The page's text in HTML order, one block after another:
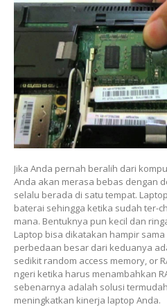
Jika Anda pernah beralih dari
Anda akan merasa bebas dengan
selalu berada di satu tempat.
baterai sehingga ketika sudah ter-
mana. Bentuknya pun kecil dan
Laptop bisa dikatakan hampir
perbedaan besar dari keduanya
sedikit random access memory, or
ngeri ketika harus menambahkan
sebenarnya adalah solusi
meningkatkan kinerja laptop Anda.